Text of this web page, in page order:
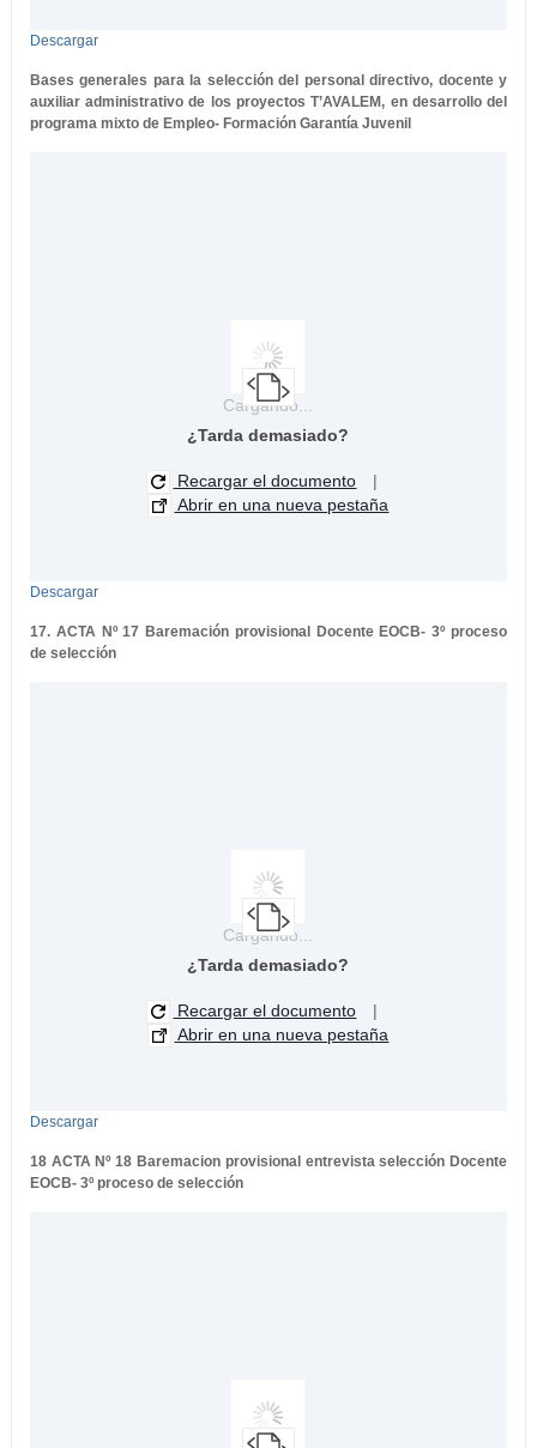
Descargar
Bases generales para la selección del personal directivo, docente y
auxiliar administrativo de los proyectos T’AVALEM, en desarrollo del
programa mixto de Empleo- Formación Garantía Juvenil
Cargando...
¿Tarda demasiado?
Recargar el documento
|
Abrir en una nueva pestaña
Descargar
17. ACTA Nº 17 Baremación provisional Docente EOCB- 3º proceso
de selección
Cargando...
¿Tarda demasiado?
Recargar el documento
|
Abrir en una nueva pestaña
Descargar
18 ACTA Nº 18 Baremacion provisional entrevista selección Docente
EOCB- 3º proceso de selección